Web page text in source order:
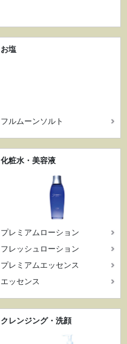
お塩
フルムーンソルト
化粧水・美容液
プレミアムローション
フレッシュローション
プレミアムエッセンス
エッセンス
クレンジング・洗顔